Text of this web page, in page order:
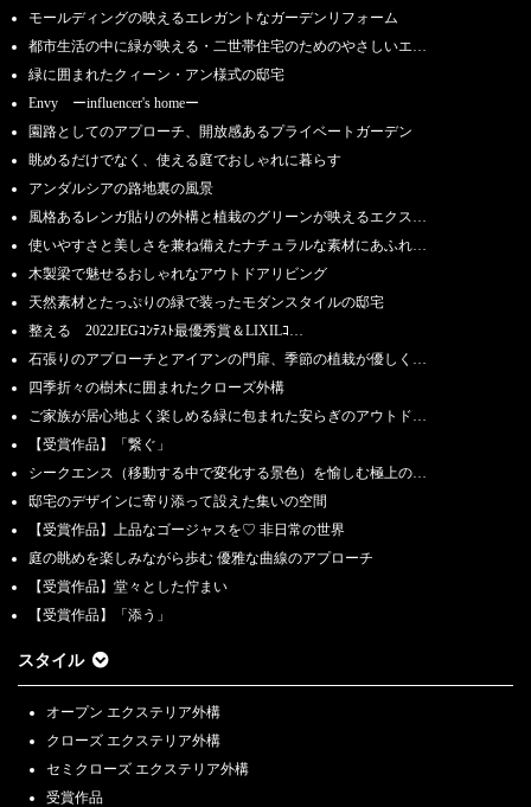
モールディングの映えるエレガントなガーデンリフォーム
都市生活の中に緑が映える・二世帯住宅のためのやさしいエ…
緑に囲まれたクィーン・アン様式の邸宅
Envy ーinfluencer's homeー
園路としてのアプローチ、開放感あるプライベートガーデン
眺めるだけでなく、使える庭でおしゃれに暮らす
アンダルシアの路地裏の風景
風格あるレンガ貼りの外構と植栽のグリーンが映えるエクス…
使いやすさと美しさを兼ね備えたナチュラルな素材にあふれ…
木製梁で魅せるおしゃれなアウトドアリビング
天然素材とたっぷりの緑で装ったモダンスタイルの邸宅
整える 2022JEGｺﾝﾃｽﾄ最優秀賞＆LIXILｺ…
石張りのアプローチとアイアンの門扉、季節の植栽が優しく…
四季折々の樹木に囲まれたクローズ外構
ご家族が居心地よく楽しめる緑に包まれた安らぎのアウトド…
【受賞作品】「繋ぐ」
シークエンス（移動する中で変化する景色）を愉しむ極上の…
邸宅のデザインに寄り添って設えた集いの空間
【受賞作品】上品なゴージャスを♡ 非日常の世界
庭の眺めを楽しみながら歩む 優雅な曲線のアプローチ
【受賞作品】堂々とした佇まい
【受賞作品】「添う」
スタイル
オープン エクステリア外構
クローズ エクステリア外構
セミクローズ エクステリア外構
受賞作品